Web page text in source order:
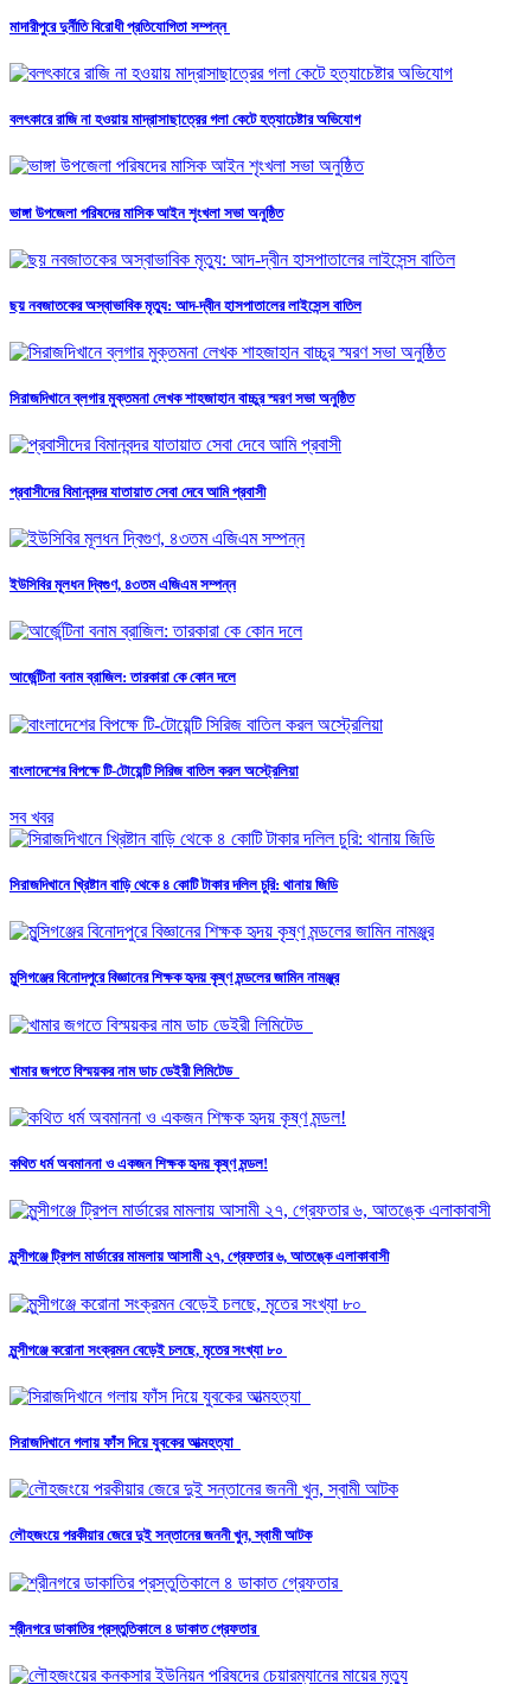
মাদারীপুরে দুর্নীতি বিরোধী প্রতিযোগিতা সম্পন্ন
বলৎকারে রাজি না হওয়ায় মাদ্রাসাছাত্রের গলা কেটে হত্যাচেষ্টার অভিযোগ
ভাঙ্গা উপজেলা পরিষদের মাসিক আইন শৃংখলা সভা অনুষ্ঠিত
ছয় নবজাতকের অস্বাভাবিক মৃত্যু: আদ-দ্বীন হাসপাতালের লাইসেন্স বাতিল
সিরাজদিখানে ব্লগার মুক্তমনা লেখক শাহজাহান বাচ্চুর স্মরণ সভা অনুষ্ঠিত
প্রবাসীদের বিমানবন্দর যাতায়াত সেবা দেবে আমি প্রবাসী
ইউসিবির মূলধন দ্বিগুণ, ৪৩তম এজিএম সম্পন্ন
আর্জেন্টিনা বনাম ব্রাজিল: তারকারা কে কোন দলে
বাংলাদেশের বিপক্ষে টি-টোয়েন্টি সিরিজ বাতিল করল অস্ট্রেলিয়া
সব খবর
সিরাজদিখানে খ্রিষ্টান বাড়ি থেকে ৪ কোটি টাকার দলিল চুরি: থানায় জিডি
মুন্সিগঞ্জের বিনোদপুরে বিজ্ঞানের শিক্ষক হৃদয় কৃষ্ণ মন্ডলের জামিন নামঞ্জুর
খামার জগতে বিস্ময়কর নাম ডাচ ডেইরী লিমিটেড
কথিত ধর্ম অবমাননা ও একজন শিক্ষক হৃদয় কৃষ্ণ মন্ডল!
মুন্সীগঞ্জে ট্রিপল মার্ডারের মামলায় আসামী ২৭, গ্রেফতার ৬, আতঙ্কে এলাকাবাসী
মুন্সীগঞ্জে করোনা সংক্রমন বেড়েই চলছে, মৃতের সংখ্যা ৮০
সিরাজদিখানে গলায় ফাঁস দিয়ে যুবকের আত্মহত্যা
লৌহজংয়ে পরকীয়ার জেরে দুই সন্তানের জননী খুন, স্বামী আটক
শ্রীনগরে ডাকাতির প্রস্তুতিকালে ৪ ডাকাত গ্রেফতার